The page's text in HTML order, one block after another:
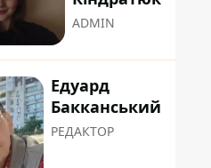
ADMIN
Едуард
Бакканський
РЕДАКТОР